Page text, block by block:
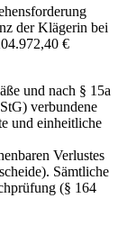
der Klägerin bei
€
und nach § 15a
verbundene
und einheitliche
Verlustes
Sämtliche
(§ 164